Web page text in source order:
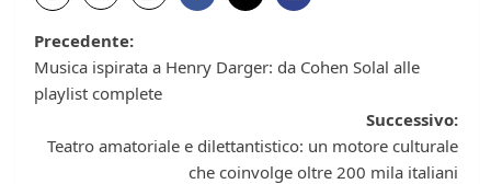
Navigazione
articolo
Precedente:
Musica ispirata a Henry Darger: da Cohen Solal alle
playlist complete
Successivo:
Teatro amatoriale e dilettantistico: un motore culturale
che coinvolge oltre 200 mila italiani